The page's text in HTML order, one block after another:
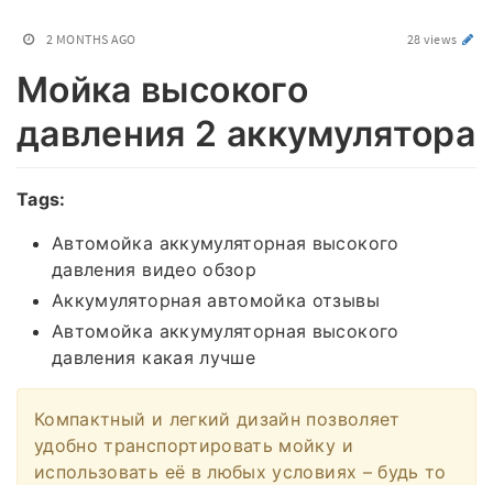
2 MONTHS AGO 28 views
Мойка высокого
давления 2 аккумулятора
Tags:
Автомойка аккумуляторная высокого
давления видео обзор
Аккумуляторная автомойка отзывы
Автомойка аккумуляторная высокого
давления какая лучше
Компактный и легкий дизайн позволяет
удобно транспортировать мойку и
использовать её в любых условиях – будь то